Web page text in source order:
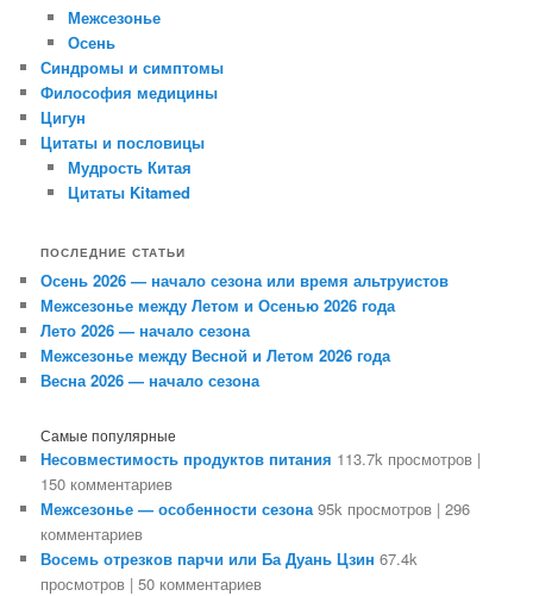
Межсезонье
Осень
Синдромы и симптомы
Философия медицины
Цигун
Цитаты и пословицы
Мудрость Китая
Цитаты Kitamed
ПОСЛЕДНИЕ СТАТЬИ
Осень 2026 — начало сезона или время альтруистов
Межсезонье между Летом и Осенью 2026 года
Лето 2026 — начало сезона
Межсезонье между Весной и Летом 2026 года
Весна 2026 — начало сезона
Самые популярные
Несовместимость продуктов питания 113.7k просмотров |
150 комментариев
Межсезонье — особенности сезона 95k просмотров |296
комментариев
Восемь отрезков парчи или Ба Дуань Цзин 67.4k
просмотров |50 комментариев